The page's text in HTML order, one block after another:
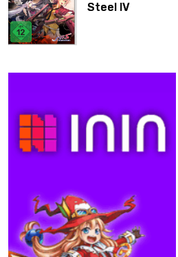
Steel IV